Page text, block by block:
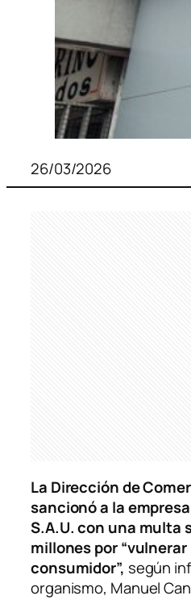
26/03/2026
La Dirección de
sancionó a la
S.A.U. con una multa
millones por
consumidor”, según
organismo, Manuel